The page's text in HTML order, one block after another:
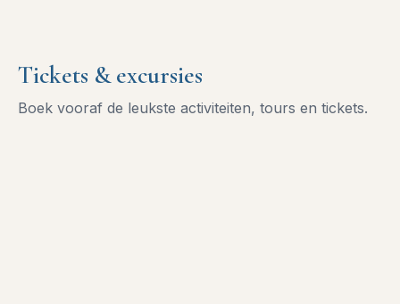
Tickets & excursies
Boek vooraf de leukste activiteiten, tours en tickets.